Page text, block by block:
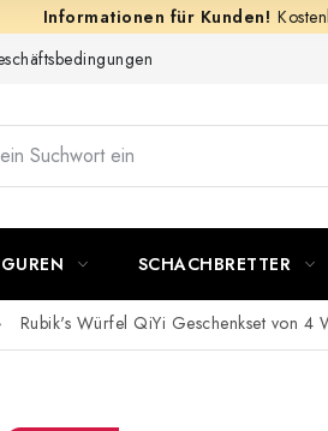
SCHACHBRETTER
Rubik's Würfel QiYi Geschenkset von 4